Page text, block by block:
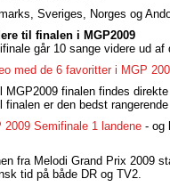
Sveriges, Norges og
til finalen i MGP2009
går 10 sange videre ud
med de 6 favoritter i MGP
MGP2009 finalen findes
finalen er den bedst
2009 Semifinale 1 landene - og
fra Melodi Grand Prix 2009
tid på både DR og TV2.